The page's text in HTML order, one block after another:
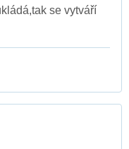
se vytváří